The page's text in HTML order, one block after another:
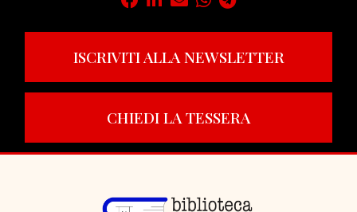
ISCRIVITI ALLA NEWSLETTER
CHIEDI LA TESSERA